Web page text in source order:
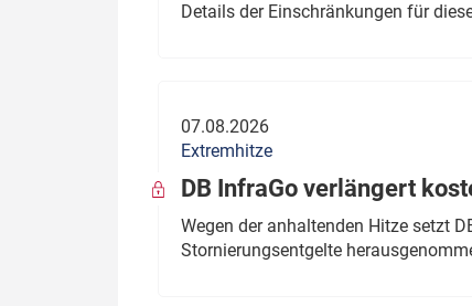
Details der Einschränkungen für
07.08.2026
Extremhitze
DB InfraGo verlängert
Wegen der anhaltenden Hitze setzt
Stornierungsentgelte